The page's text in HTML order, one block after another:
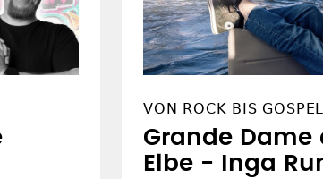
VON ROCK BIS
Grande Dame
Elbe - Inga